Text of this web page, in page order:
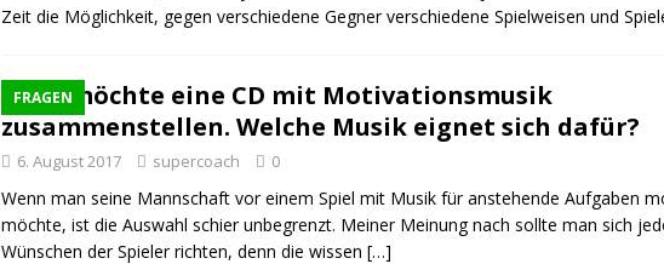
Zeit die Möglichkeit, gegen verschiedene Gegner verschiedene Spielweisen und
FRAGEN
Ich möchte eine CD mit Motivationsmusik
zusammenstellen. Welche Musik eignet sich dafür?
6. August 2017 supercoach 0
Wenn man seine Mannschaft vor einem Spiel mit Musik für anstehende Aufgaben
möchte, ist die Auswahl schier unbegrenzt. Meiner Meinung nach sollte man sich
Wünschen der Spieler richten, denn die wissen […]